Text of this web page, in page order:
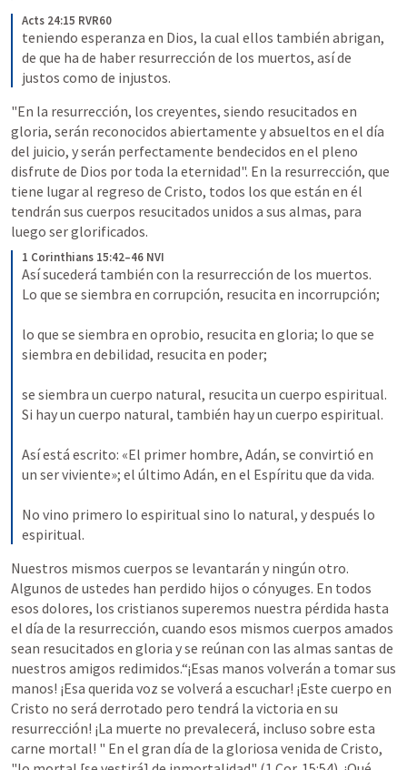
Acts 24:15 RVR60
teniendo esperanza en Dios, la cual ellos también abrigan,
de que ha de haber resurrección de los muertos, así de
justos como de injustos.
"En la resurrección, los creyentes, siendo resucitados en
gloria, serán reconocidos abiertamente y absueltos en el día
del juicio, y serán perfectamente bendecidos en el pleno
disfrute de Dios por toda la eternidad". En la resurrección, que
tiene lugar al regreso de Cristo, todos los que están en él
tendrán sus cuerpos resucitados unidos a sus almas, para
luego ser glorificados.
1 Corinthians 15:42–46 NVI
Así sucederá también con la resurrección de los muertos.
Lo que se siembra en corrupción, resucita en incorrupción;
lo que se siembra en oprobio, resucita en gloria; lo que se
siembra en debilidad, resucita en poder;
se siembra un cuerpo natural, resucita un cuerpo espiritual.
Si hay un cuerpo natural, también hay un cuerpo espiritual.
Así está escrito: «El primer hombre, Adán, se convirtió en
un ser viviente»; el último Adán, en el Espíritu que da vida.
No vino primero lo espiritual sino lo natural, y después lo
espiritual.
Nuestros mismos cuerpos se levantarán y ningún otro.
Algunos de ustedes han perdido hijos o cónyuges. En todos
esos dolores, los cristianos superemos nuestra pérdida hasta
el día de la resurrección, cuando esos mismos cuerpos amados
sean resucitados en gloria y se reúnan con las almas santas de
nuestros amigos redimidos.“¡Esas manos volverán a tomar sus
manos! ¡Esa querida voz se volverá a escuchar! ¡Este cuerpo en
Cristo no será derrotado pero tendrá la victoria en su
resurrección! ¡La muerte no prevalecerá, incluso sobre esta
carne mortal! " En el gran día de la gloriosa venida de Cristo,